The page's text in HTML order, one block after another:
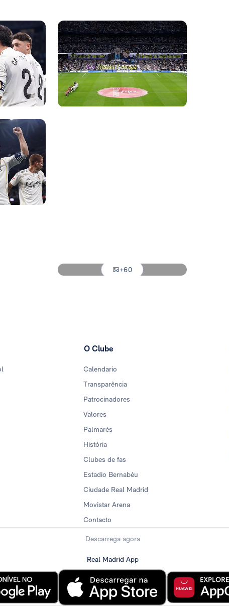
+60
O Clube
Calendario
Transparência
Patrocinadores
Valores
Palmarés
História
Clubes de fas
Estadio Bernabéu
Ciudade Real Madrid
Movistar Arena
Contacto
Descarrega agora
Real Madrid App